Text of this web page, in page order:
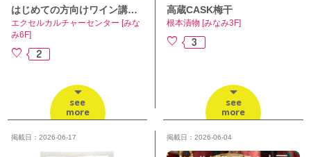
はじめての方向けワイン講座 受講生募集中
エクセルカルチャーセンター [みな
み6F]
2
see
more
高蔵CASK梅干
根本漬物 [みなみ3F]
3
see
more
掲載日：2026-06-17 掲載日：2026-06-04